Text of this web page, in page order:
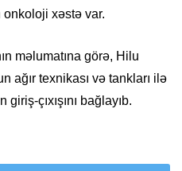
xəstə var.
məlumatına görə, Hilu
ağır texnikası və tankları ilə
çıxışını bağlayıb.